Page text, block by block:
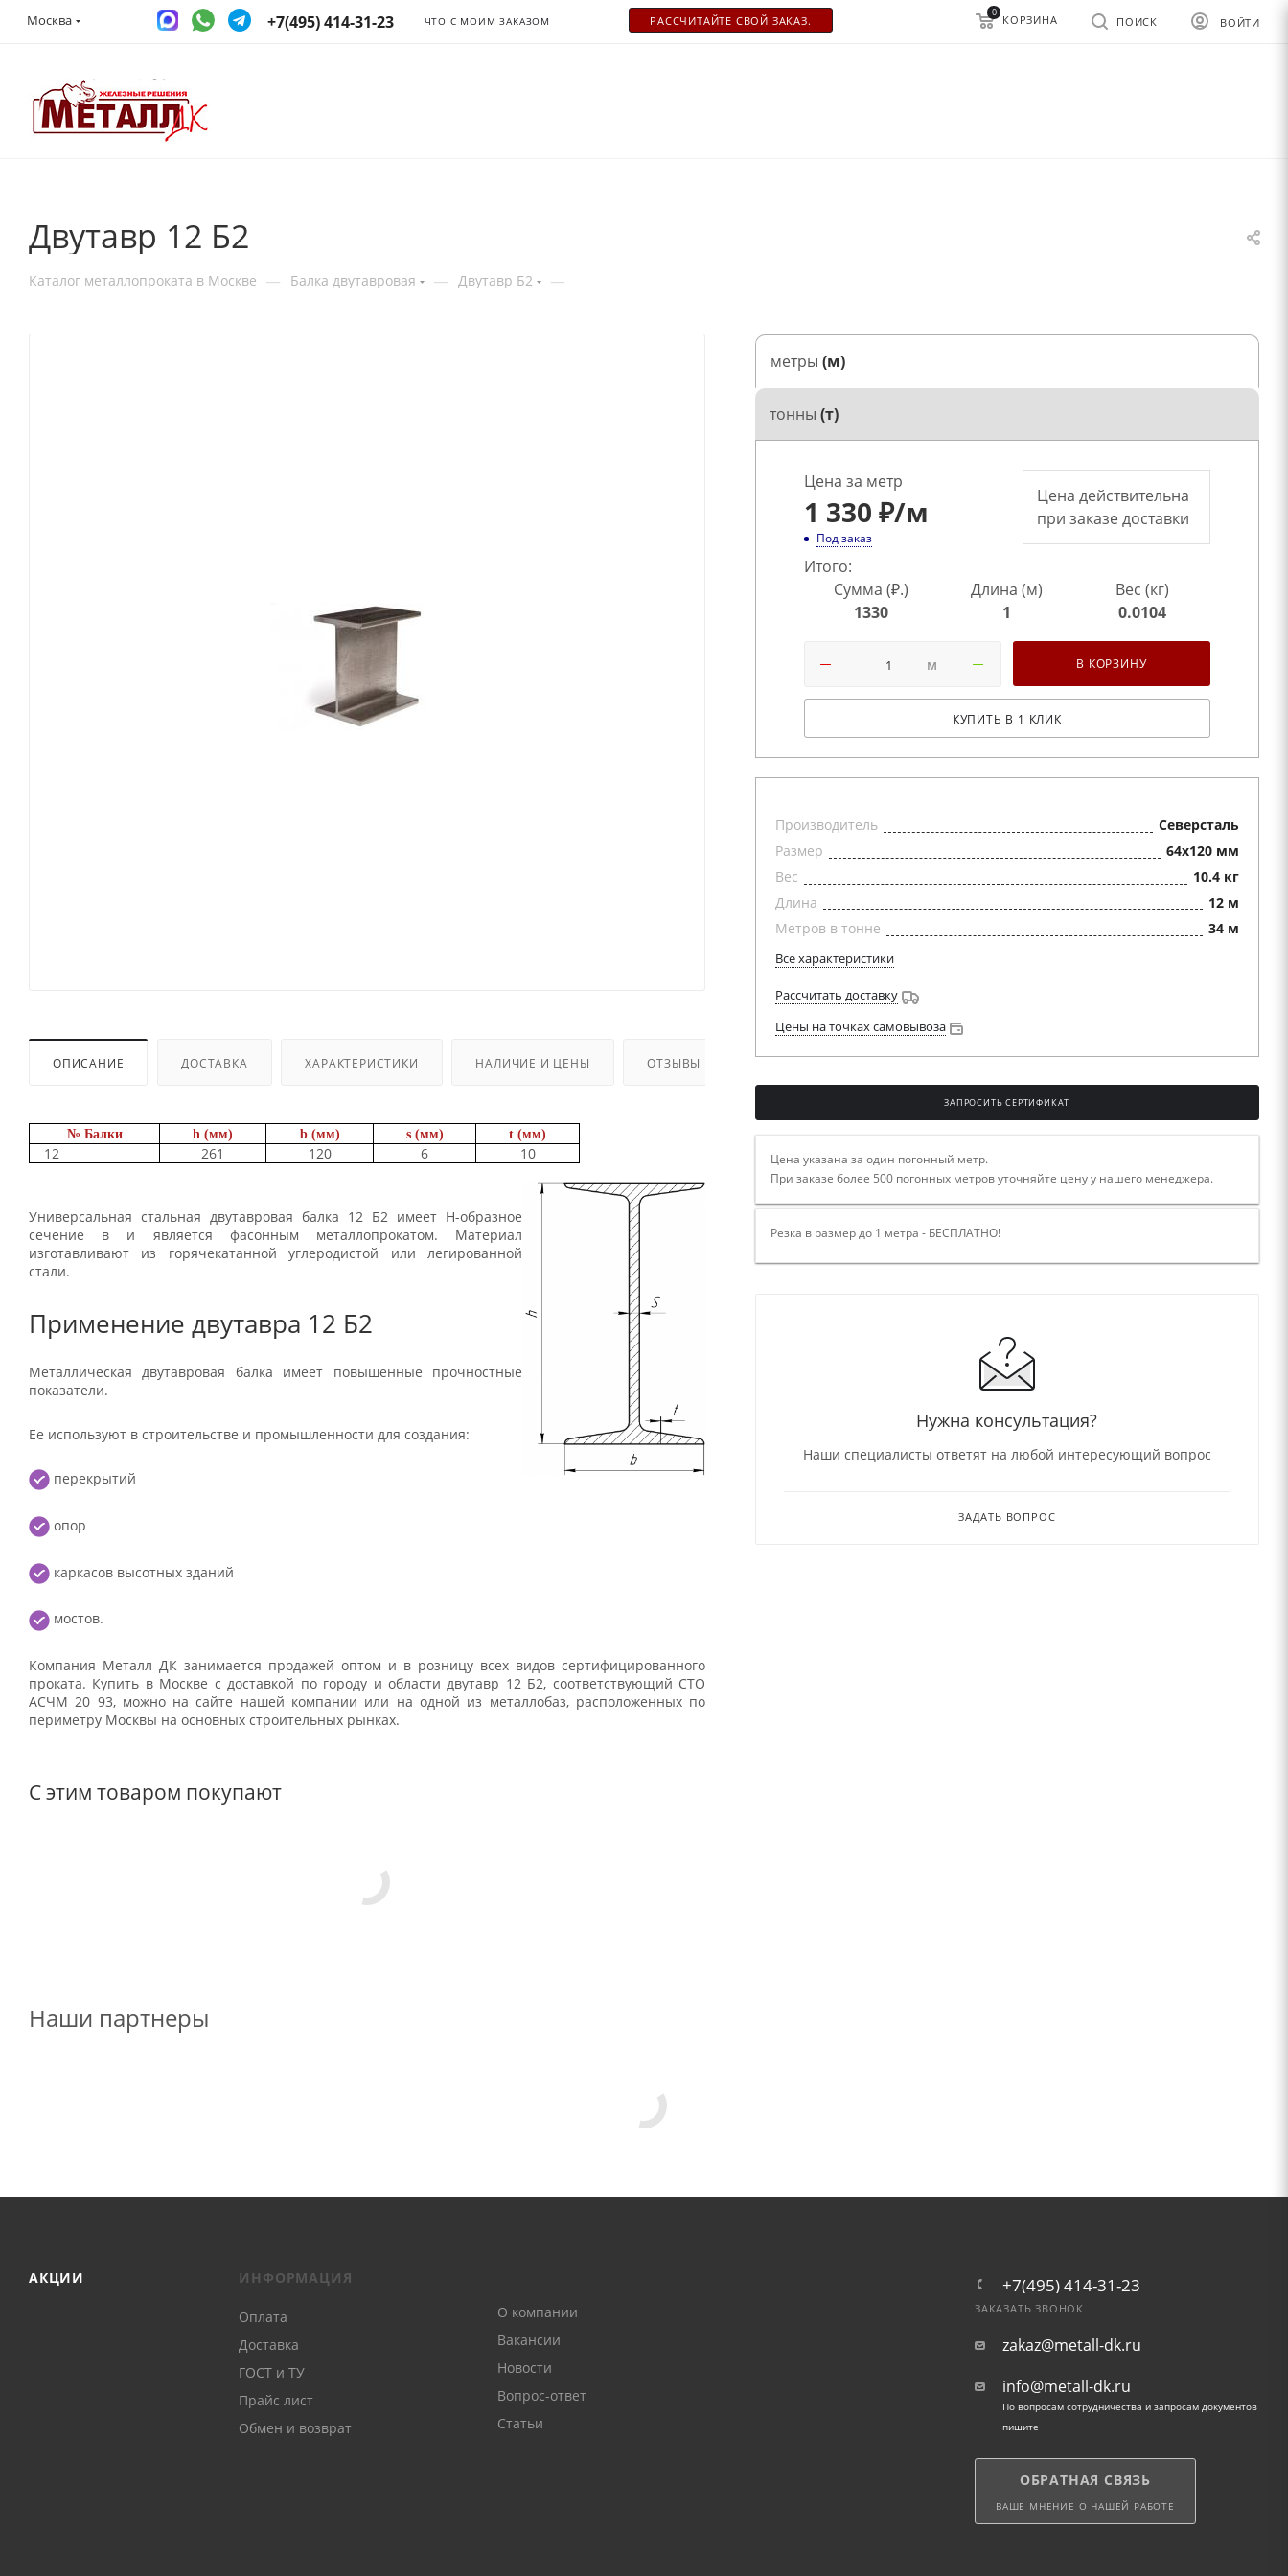
Москва +7(495) 414-31-23 ЧТО С МОИМ ЗАКАЗОМ РАСCЧИТАЙТЕ СВОЙ ЗАКАЗ. ВОЙТИ
ПОИСК
0
КОРЗИНА
Двутавр 12 Б2
Каталог металлопроката в Москве — Балка двутавровая — Двутавр Б2 —
ОПИСАНИЕ ДОСТАВКА ХАРАКТЕРИСТИКИ НАЛИЧИЕ И ЦЕНЫ ОТЗЫВЫ
№ Балки h (мм) b (мм) s (мм) t (мм)
12 261 120 6 10
Универсальная стальная двутавровая балка 12 Б2 имеет Н-образное
сечение в и является фасонным металлопрокатом. Материал
изготавливают из горячекатанной углеродистой или легированной
стали.
Применение двутавра 12 Б2
Металлическая двутавровая балка имеет повышенные прочностные
показатели.
Ее используют в строительстве и промышленности для создания:
перекрытий
опор
каркасов высотных зданий
мостов.
Компания Металл ДК занимается продажей оптом и в розницу всех видов сертифицированного
проката. Купить в Москве с доставкой по городу и области двутавр 12 Б2, соответствующий СТО
АСЧМ 20 93, можно на сайте нашей компании или на одной из металлобаз, расположенных по
периметру Москвы на основных строительных рынках.
С этим товаром покупают
метры (м)
тонны (т)
Цена за метр
1 330 ₽/м
Под заказ
Цена действительна
при заказе доставки
Итого:
Сумма (₽.)
1330
Длина (м)
1
Вес (кг)
0.0104
м В КОРЗИНУ
КУПИТЬ В 1 КЛИК
Производитель
Северсталь
Размер
64x120 мм
Вес
10.4 кг
Длина
12 м
Метров в тонне
34 м
Все характеристики
Рассчитать доставку
Цены на точках самовывоза
ЗАПРОСИТЬ СЕРТИФИКАТ
Цена указана за один погонный метр.
При заказе более 500 погонных метров уточняйте цену у нашего менеджера.
Резка в размер до 1 метра - БЕСПЛАТНО!
Нужна консультация?
Наши специалисты ответят на любой интересующий вопрос
ЗАДАТЬ ВОПРОС
Наши партнеры
АКЦИИ ИНФОРМАЦИЯ
Оплата
Доставка
ГОСТ и ТУ
Прайс лист
Обмен и возврат
О компании
Вакансии
Новости
Вопрос-ответ
Статьи
+7(495) 414-31-23
ЗАКАЗАТЬ ЗВОНОК
zakaz@metall-dk.ru
info@metall-dk.ru
По вопросам сотрудничества и запросам документов
пишите
ОБРАТНАЯ СВЯЗЬ
ВАШЕ МНЕНИЕ О НАШЕЙ РАБОТЕ